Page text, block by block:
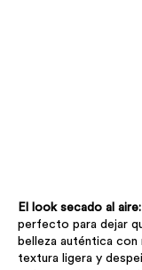
El look secado al aire:
perfecto para dejar
belleza auténtica con
textura ligera y